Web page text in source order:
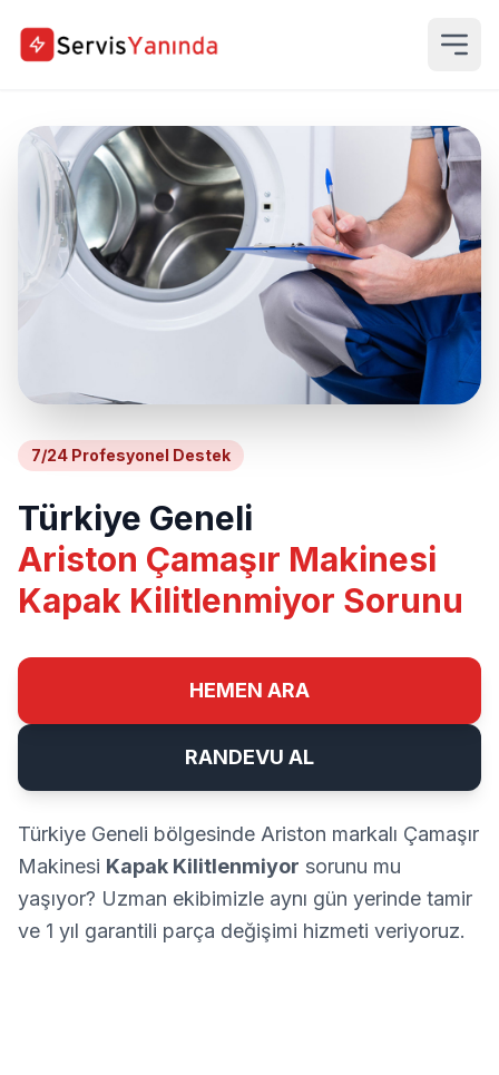
7/24 Profesyonel Destek
Türkiye Geneli
Ariston Çamaşır Makinesi
Kapak Kilitlenmiyor Sorunu
HEMEN ARA
RANDEVU AL
Türkiye Geneli bölgesinde Ariston markalı Çamaşır
Makinesi Kapak Kilitlenmiyor sorunu mu
yaşıyor? Uzman ekibimizle aynı gün yerinde tamir
ve 1 yıl garantili parça değişimi hizmeti veriyoruz.